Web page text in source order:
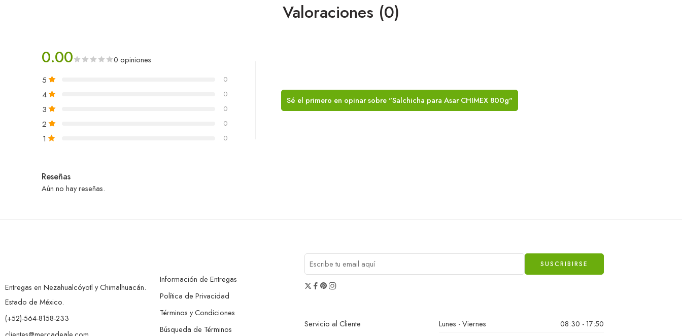
Valoraciones (0)
0.00 0 opiniones
5 0
4 0
3 0
2 0
1 0
Sé el primero en opinar sobre "Salchicha para Asar CHIMEX 800g"
Reseñas
Aún no hay reseñas.
Entregas en Nezahualcóyotl y Chimalhuacán.
Estado de México.
(+52)-564-8158-233
Información de Entregas
Política de Privacidad
Términos y Condiciones
Búsqueda de Términos
Servicio al Cliente
Lunes - Viernes
08:30 - 17:50